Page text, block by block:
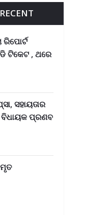
RECENT
ରିପୋର୍ଟ
ଟିକେଟ , ଥରେ
ସହାୟତାର
ବିଧାୟକ ପ୍ରଣବ